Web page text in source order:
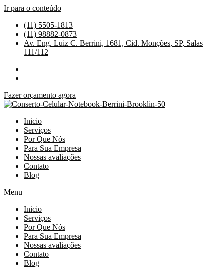
Ir para o conteúdo
(11) 5505-1813
(11) 98882-0873
Av. Eng. Luiz C. Berrini, 1681, Cid. Monções, SP, Salas
111/112
Fazer orçamento agora
Inicio
Serviços
Por Que Nós
Para Sua Empresa
Nossas avaliações
Contato
Blog
Menu
Inicio
Serviços
Por Que Nós
Para Sua Empresa
Nossas avaliações
Contato
Blog